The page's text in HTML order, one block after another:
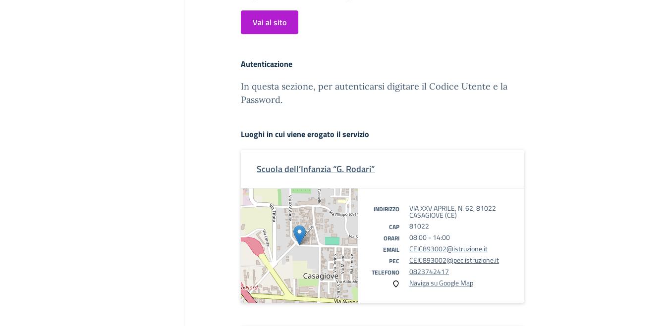
Vai al sito
Autenticazione
In questa sezione, per autenticarsi digitare il Codice Utente e la
Password.
Luoghi in cui viene erogato il servizio
Scuola dell’Infanzia “G. Rodari”
INDIRIZZO VIA XXV APRILE, N. 62, 81022
CASAGIOVE (CE)
CAP 81022
ORARI 08:00 - 14:00
EMAIL CEIC893002@istruzione.it
PEC CEIC893002@pec.istruzione.it
TELEFONO
0823742417
Naviga su Google Map